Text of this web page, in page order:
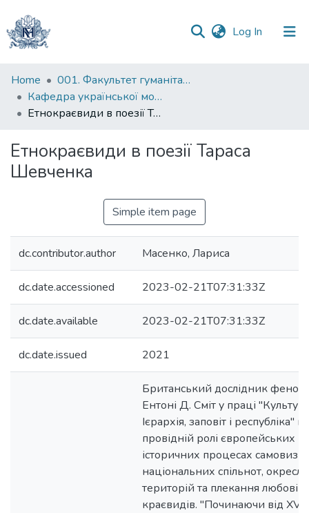
Log In (current)
Communities
&
Collections
Statistics
Home
001. Факультет гуманітарних наук
Кафедра української мови
Етнокраєвиди в поезії Тараса Шевченка
Етнокраєвиди в поезії Тараса
Шевченка
Simple item page
dc.contributor.author Масенко, Лариса
dc.date.accessioned 2023-02-21T07:31:33Z
dc.date.available 2023-02-21T07:31:33Z
dc.date.issued 2021
Британський дослідник
Ентоні Д. Сміт у праці
Ієрархія, заповіт і республіка"
провідній ролі європейських
історичних процесах
національних спільнот,
територій та плекання любові
краєвидів. "Починаючи від